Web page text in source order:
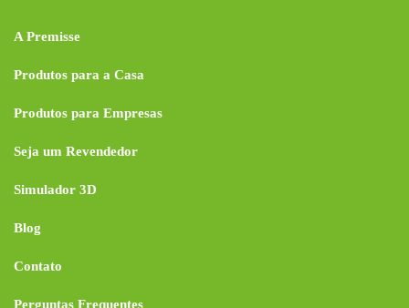
A Premisse
Produtos para a Casa
Produtos para Empresas
Seja um Revendedor
Simulador 3D
Blog
Contato
Perguntas Frequentes